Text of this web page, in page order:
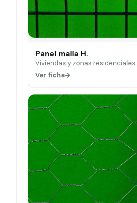
Panel malla H.
Viviendas y zonas residenciales.
Ver ficha